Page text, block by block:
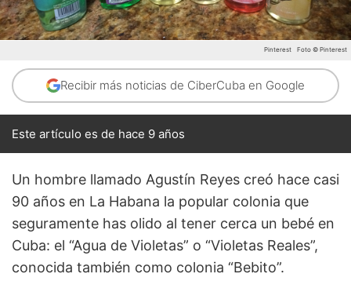
Pinterest Foto © Pinterest
Recibir más noticias de CiberCuba en Google
Este artículo es de hace 9 años
Un hombre llamado Agustín Reyes creó hace casi
90 años en La Habana la popular colonia que
seguramente has olido al tener cerca un bebé en
Cuba: el “Agua de Violetas” o “Violetas Reales”,
conocida también como colonia “Bebito”.